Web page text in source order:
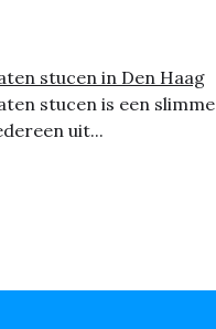
stucen in Den Haag
stucen is een slimme
uit...